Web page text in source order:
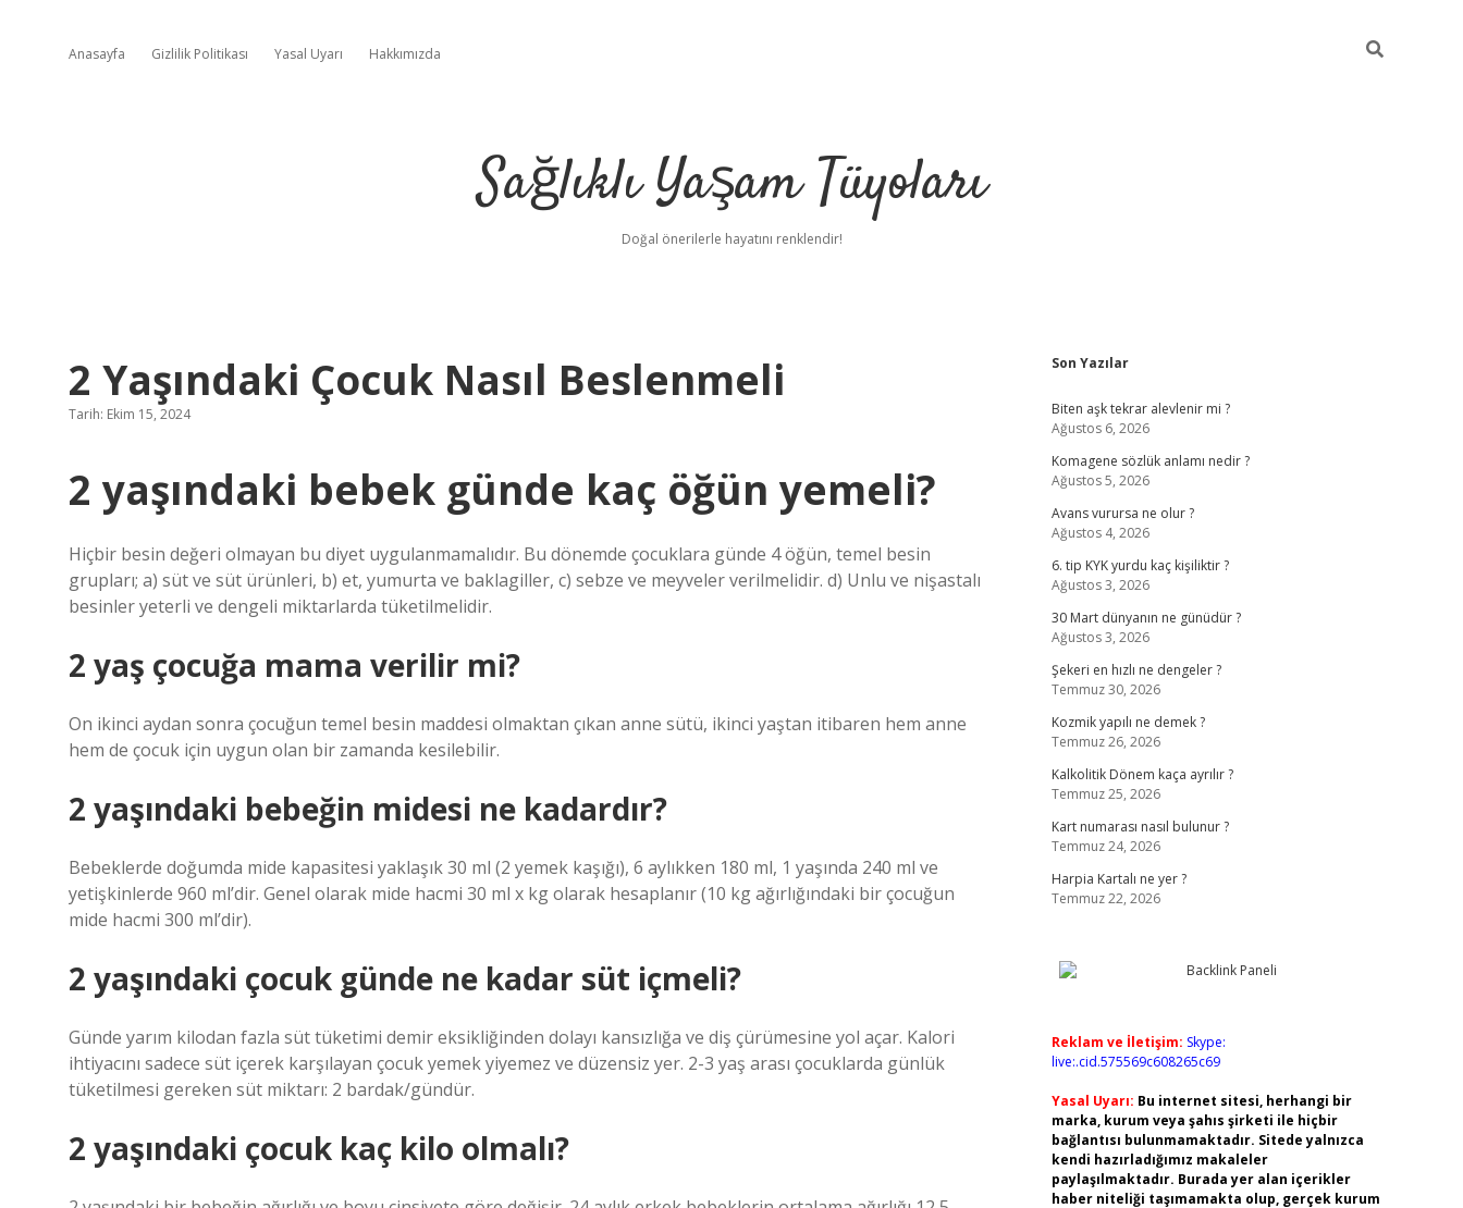
Anasayfa Gizlilik Politikası Yasal Uyarı Hakkımızda
Sağlıklı Yaşam Tüyoları
Doğal önerilerle hayatını renklendir!
2 Yaşındaki Çocuk Nasıl Beslenmeli
Tarih: Ekim 15, 2024
2 yaşındaki bebek günde kaç öğün yemeli?
Hiçbir besin değeri olmayan bu diyet uygulanmamalıdır. Bu dönemde çocuklara günde 4 öğün, temel besin
grupları; a) süt ve süt ürünleri, b) et, yumurta ve baklagiller, c) sebze ve meyveler verilmelidir. d) Unlu ve nişastalı
besinler yeterli ve dengeli miktarlarda tüketilmelidir.
2 yaş çocuğa mama verilir mi?
On ikinci aydan sonra çocuğun temel besin maddesi olmaktan çıkan anne sütü, ikinci yaştan itibaren hem anne
hem de çocuk için uygun olan bir zamanda kesilebilir.
2 yaşındaki bebeğin midesi ne kadardır?
Bebeklerde doğumda mide kapasitesi yaklaşık 30 ml (2 yemek kaşığı), 6 aylıkken 180 ml, 1 yaşında 240 ml ve
yetişkinlerde 960 ml’dir. Genel olarak mide hacmi 30 ml x kg olarak hesaplanır (10 kg ağırlığındaki bir çocuğun
mide hacmi 300 ml’dir).
2 yaşındaki çocuk günde ne kadar süt içmeli?
Günde yarım kilodan fazla süt tüketimi demir eksikliğinden dolayı kansızlığa ve diş çürümesine yol açar. Kalori
ihtiyacını sadece süt içerek karşılayan çocuk yemek yiyemez ve düzensiz yer. 2-3 yaş arası çocuklarda günlük
tüketilmesi gereken süt miktarı: 2 bardak/gündür.
2 yaşındaki çocuk kaç kilo olmalı?
Sidebar
Son Yazılar
Biten aşk tekrar alevlenir mi ?
Ağustos 6, 2026
Komagene sözlük anlamı nedir ?
Ağustos 5, 2026
Avans vurursa ne olur ?
Ağustos 4, 2026
6. tip KYK yurdu kaç kişiliktir ?
Ağustos 3, 2026
30 Mart dünyanın ne günüdür ?
Ağustos 3, 2026
Şekeri en hızlı ne dengeler ?
Temmuz 30, 2026
Kozmik yapılı ne demek ?
Temmuz 26, 2026
Kalkolitik Dönem kaça ayrılır ?
Temmuz 25, 2026
Kart numarası nasıl bulunur ?
Temmuz 24, 2026
Harpia Kartalı ne yer ?
Temmuz 22, 2026
Reklam ve İletişim: Skype:
live:.cid.575569c608265c69
Yasal Uyarı: Bu internet sitesi, herhangi bir
marka, kurum veya şahıs şirketi ile hiçbir
bağlantısı bulunmamaktadır. Sitede yalnızca
kendi hazırladığımız makaleler
paylaşılmaktadır. Burada yer alan içerikler
haber niteliği taşımamakta olup, gerçek kurum